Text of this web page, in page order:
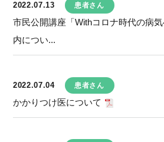
2022.07.13 患者さん
市民公開講座「Withコロナ時代の病
内につい...
2022.07.04 患者さん
かかりつけ医について